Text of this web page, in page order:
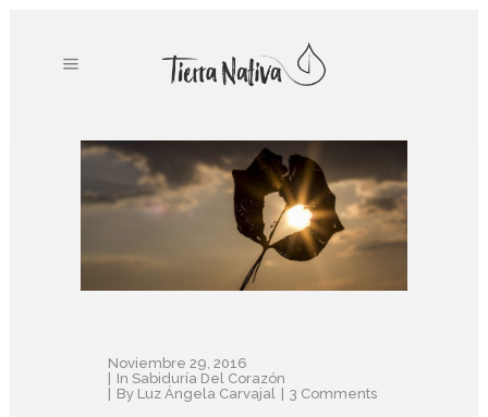
Noviembre 29, 2016
In Sabiduría Del Corazón
By Luz Ángela Carvajal 3 Comments